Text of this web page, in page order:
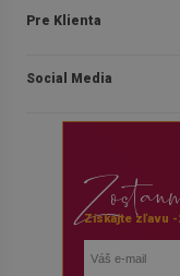
Obchodné podmienky
Často kladené otázky
POUČENIE O
Pre Klienta
O nás
Social Media
instagram
youtube
Získajte zľavu -